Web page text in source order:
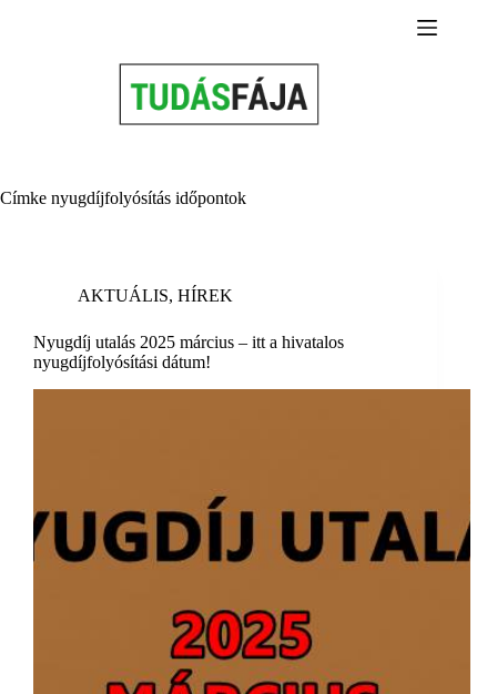
Címke nyugdíjfolyósítás időpontok
AKTUÁLIS, HÍREK
Nyugdíj utalás 2025 március – itt a hivatalos
nyugdíjfolyósítási dátum!